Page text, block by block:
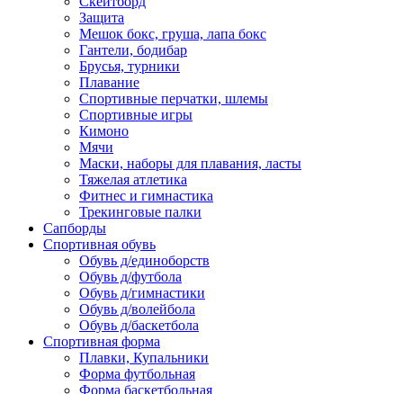
Защита
Мешок бокс, груша, лапа бокс
Гантели, бодибар
Брусья, турники
Плавание
Спортивные перчатки, шлемы
Спортивные игры
Кимоно
Мячи
Маски, наборы для плавания, ласты
Тяжелая атлетика
Фитнес и гимнастика
Трекинговые палки
Сапборды
Спортивная обувь
Обувь д/единоборств
Обувь д/футбола
Обувь д/гимнастики
Обувь д/волейбола
Обувь д/баскетбола
Спортивная форма
Плавки, Купальники
Форма футбольная
Форма баскетбольная